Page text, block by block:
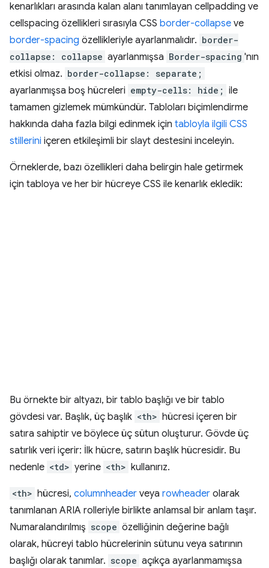
kenarlıkları arasında kalan alanı tanımlayan cellpadding ve
cellspacing özellikleri sırasıyla CSS border-collapse ve
border-spacing özellikleriyle ayarlanmalıdır. border-
collapse: collapse ayarlanmışsa Border-spacing 'nın
etkisi olmaz. border-collapse: separate;
ayarlanmışsa boş hücreleri empty-cells: hide; ile
tamamen gizlemek mümkündür. Tabloları biçimlendirme
hakkında daha fazla bilgi edinmek için tabloyla ilgili CSS
stillerini içeren etkileşimli bir slayt destesini inceleyin.
Örneklerde, bazı özellikleri daha belirgin hale getirmek
için tabloya ve her bir hücreye CSS ile kenarlık ekledik:
Bu örnekte bir altyazı, bir tablo başlığı ve bir tablo
gövdesi var. Başlık, üç başlık <th> hücresi içeren bir
satıra sahiptir ve böylece üç sütun oluşturur. Gövde üç
satırlık veri içerir: İlk hücre, satırın başlık hücresidir. Bu
nedenle <td> yerine <th> kullanırız.
<th> hücresi, columnheader veya rowheader olarak
tanımlanan ARIA rolleriyle birlikte anlamsal bir anlam taşır.
Numaralandırılmış scope özelliğinin değerine bağlı
olarak, hücreyi tablo hücrelerinin sütunu veya satırının
başlığı olarak tanımlar. scope açıkça ayarlanmamışsa